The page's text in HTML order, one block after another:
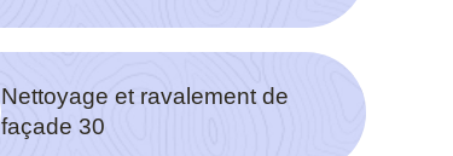
Nettoyage et ravalement de
façade 30